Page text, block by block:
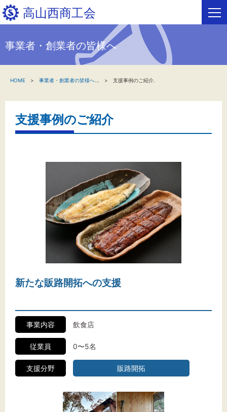
高山西商工会
新着情報
関係機関の方へ
高山西フリーページ
お問い合わせ
標準 拡大
事業者・創業者の皆様へ
HOME 事業者・創業者の皆様へ 支援事例のご紹介.
支援事例のご紹介
新たな販路開拓への支援
事業内容 飲食店
従業員 0〜5名
支援分野 販路開拓